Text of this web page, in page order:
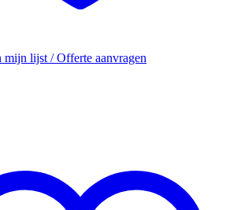
mijn lijst / Offerte aanvragen